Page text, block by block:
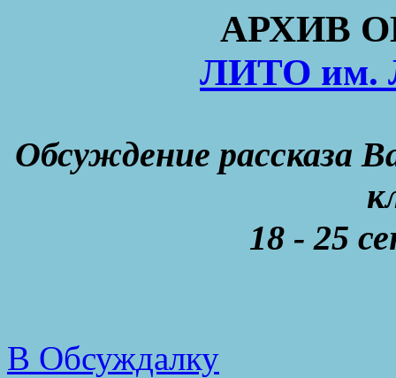
АРХИВ
ЛИТО им.
Обсуждение рассказа
18 - 25
В Обсуждалку